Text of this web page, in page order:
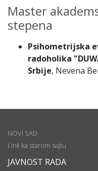
Master
stepena
Psihometrijska
radoholika
Srbije, Nevena
NOVI SAD
Link ka starom sajtu
JAVNOST RADA